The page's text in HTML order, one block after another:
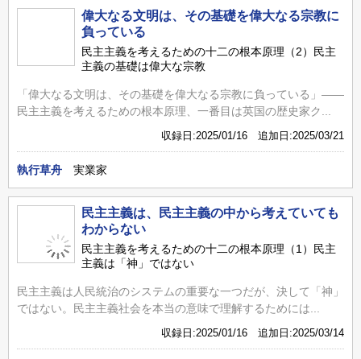
偉大なる文明は、その基礎を偉大なる宗教に
負っている
民主主義を考えるための十二の根本原理（2）民主
主義の基礎は偉大な宗教
「偉大なる文明は、その基礎を偉大なる宗教に負っている」――
民主主義を考えるための根本原理、一番目は英国の歴史家ク...
収録日:2025/01/16 追加日:2025/03/21
執行草舟 実業家
民主主義は、民主主義の中から考えていても
わからない
民主主義を考えるための十二の根本原理（1）民主
主義は「神」ではない
民主主義は人民統治のシステムの重要な一つだが、決して「神」
ではない。民主主義社会を本当の意味で理解するためには...
収録日:2025/01/16 追加日:2025/03/14